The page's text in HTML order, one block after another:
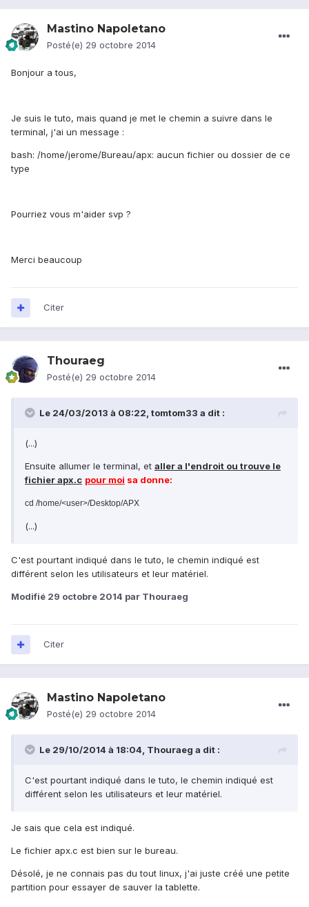
Mastino Napoletano
Posté(e) 29 octobre 2014
Bonjour a tous,
Je suis le tuto, mais quand je met le chemin a suivre dans le
terminal, j'ai un message :
bash: /home/jerome/Bureau/apx: aucun fichier ou dossier de ce
type
Pourriez vous m'aider svp ?
Merci beaucoup
Citer
Thouraeg
Posté(e) 29 octobre 2014
Le 24/03/2013 à 08:22, tomtom33 a dit :
(...)
Ensuite allumer le terminal, et aller a l'endroit ou trouve le
fichier apx.c pour moi sa donne:
cd /home/<user>/Desktop/APX
(...)
C'est pourtant indiqué dans le tuto, le chemin indiqué est
différent selon les utilisateurs et leur matériel.
Modifié 29 octobre 2014 par Thouraeg
Citer
Mastino Napoletano
Posté(e) 29 octobre 2014
Le 29/10/2014 à 18:04, Thouraeg a dit :
C'est pourtant indiqué dans le tuto, le chemin indiqué est
différent selon les utilisateurs et leur matériel.
Je sais que cela est indiqué.
Le fichier apx.c est bien sur le bureau.
Désolé, je ne connais pas du tout linux, j'ai juste créé une petite
partition pour essayer de sauver la tablette.